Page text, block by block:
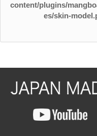
content/plugins/
es/skin-